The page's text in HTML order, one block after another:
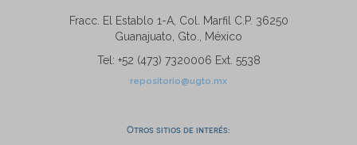
Fracc. El Establo 1-A, Col. Marfil C.P. 36250
Guanajuato, Gto., México
Tel: +52 (473) 7320006 Ext. 5538
repositorio@ugto.mx
Otros sitios de interés: